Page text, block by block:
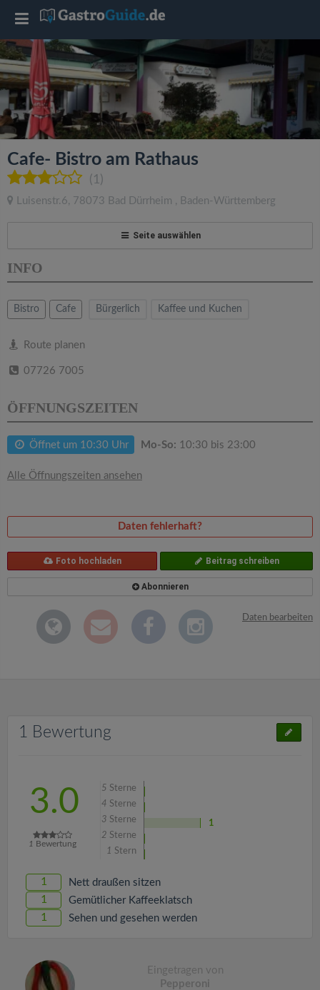
Cafe- Bistro am Rathaus
(1)
Luisenstr.6, 78073 Bad Dürrheim , Baden-Württemberg
Seite auswählen
INFO
Bistro Cafe Bürgerlich Kaffee und Kuchen
Route planen
07726 7005
ÖFFNUNGSZEITEN
Öffnet um 10:30 Uhr Mo-So: 10:30 bis 23:00
Alle Öffnungszeiten ansehen
Daten fehlerhaft?
Foto hochladen Beitrag schreiben
Abonnieren
Daten bearbeiten
1 Bewertung
3.0
1 Bewertung
5 Sterne
4 Sterne
3 Sterne
1
2 Sterne
1 Stern
1 Nett draußen sitzen
1 Gemütlicher Kaffeeklatsch
1 Sehen und gesehen werden
Eingetragen von
Pepperoni
T
o
g
g
l
e
a
v
a
t